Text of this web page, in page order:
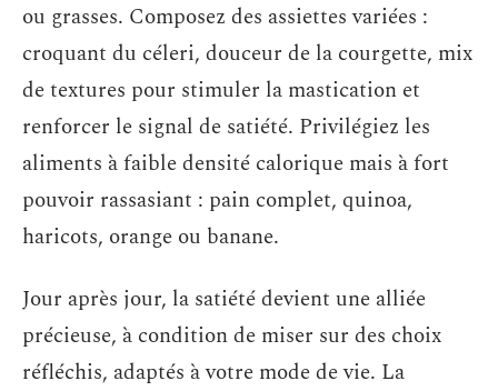
ou grasses. Composez des assiettes variées :
croquant du céleri, douceur de la courgette, mix
de textures pour stimuler la mastication et
renforcer le signal de satiété. Privilégiez les
aliments à faible densité calorique mais à fort
pouvoir rassasiant : pain complet, quinoa,
haricots, orange ou banane.
Jour après jour, la satiété devient une alliée
précieuse, à condition de miser sur des choix
réfléchis, adaptés à votre mode de vie. La